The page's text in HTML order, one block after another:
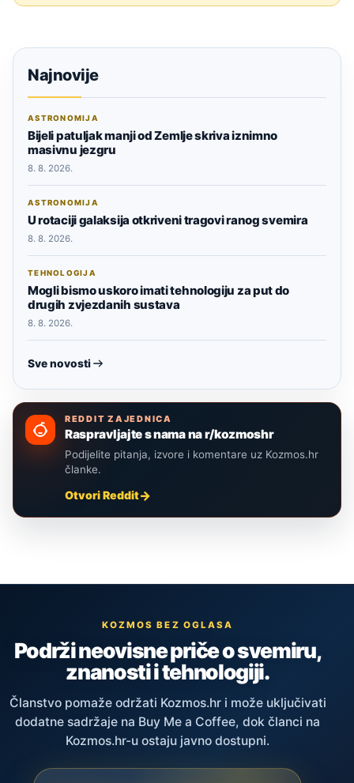
Najnovije
ASTRONOMIJA
Bijeli patuljak manji od Zemlje skriva iznimno
masivnu jezgru
8. 8. 2026.
ASTRONOMIJA
U rotaciji galaksija otkriveni tragovi ranog svemira
8. 8. 2026.
TEHNOLOGIJA
Mogli bismo uskoro imati tehnologiju za put do
drugih zvjezdanih sustava
8. 8. 2026.
Sve novosti
REDDIT ZAJEDNICA
Raspravljajte s nama na r/kozmoshr
Podijelite pitanja, izvore i komentare uz Kozmos.hr
članke.
Otvori Reddit
KOZMOS BEZ OGLASA
Podrži neovisne priče o svemiru,
znanosti i tehnologiji.
Članstvo pomaže održati Kozmos.hr i može uključivati
dodatne sadržaje na Buy Me a Coffee, dok članci na
Kozmos.hr-u ostaju javno dostupni.